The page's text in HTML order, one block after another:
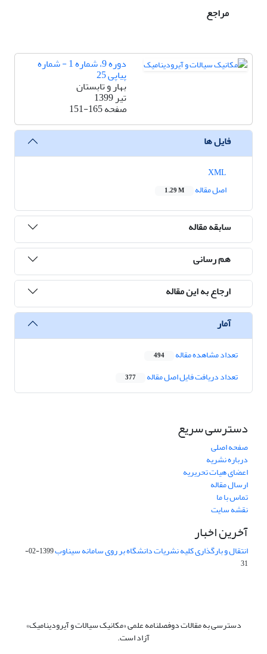
مراجع
دوره 9، شماره 1 - شماره
پیاپی 25
بهار و تابستان
تیر 1399
صفحه151-165
فایل ها
اصل مقاله
1.29 M
سابقه مقاله
هم رسانی
ارجاع به این مقاله
آمار
تعداد مشاهده مقاله 494
تعداد دریافت فایل اصل مقاله 377
دسترسی سریع
صفحه اصلی
درباره نشریه
اعضای هیات تحریریه
ارسال مقاله
تماس با ما
نقشه سایت
آخرین اخبار
انتقال و بارگذاری کلیه نشریات دانشگاه بر روی سامانه سیناوب
1399-02-
31
دسترسی به مقالات دوفصلنامه علمی «مکانیک سیالات و آیرودینامیک»
آزاد است.